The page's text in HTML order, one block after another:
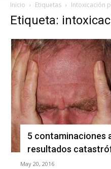
Inicio Etiquetas Intoxicación
Etiqueta:
5 contaminaciones
resultados
May 20, 2016